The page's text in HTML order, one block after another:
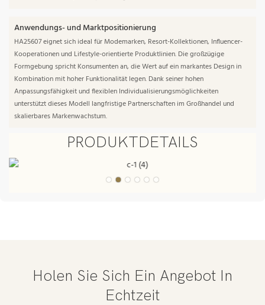
Anwendungs- und Marktpositionierung
HA25607 eignet sich ideal für Modemarken, Resort-Kollektionen, Influencer-
Kooperationen und Lifestyle-orientierte Produktlinien. Die großzügige
Formgebung spricht Konsumenten an, die Wert auf ein markantes Design in
Kombination mit hoher Funktionalität legen. Dank seiner hohen
Anpassungsfähigkeit und flexiblen Individualisierungsmöglichkeiten
unterstützt dieses Modell langfristige Partnerschaften im Großhandel und
skalierbares Markenwachstum.
PRODUKTDETAILS
Holen Sie Sich Ein Angebot In
Echtzeit